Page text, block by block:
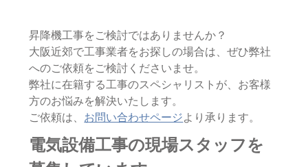
昇降機工事をご検討ではありませんか？
大阪近郊で工事業者をお探しの場合は、ぜひ弊社
へのご依頼をご検討くださいませ。
弊社に在籍する工事のスペシャリストが、お客様
方のお悩みを解決いたします。
ご依頼は、 お問い合わせページより承ります。
電気設備工事の現場スタッフを